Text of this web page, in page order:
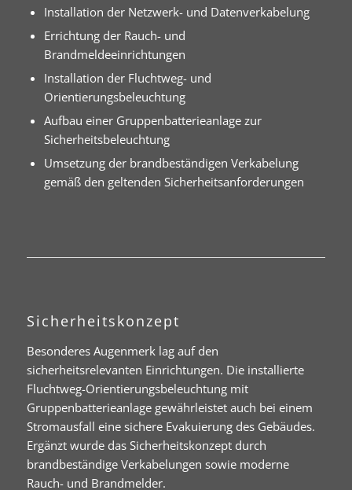
Installation der Netzwerk- und Datenverkabelung
Errichtung der Rauch- und
Brandmeldeeinrichtungen
Installation der Fluchtweg- und
Orientierungsbeleuchtung
Aufbau einer Gruppenbatterieanlage zur
Sicherheitsbeleuchtung
Umsetzung der brandbeständigen Verkabelung
gemäß den geltenden Sicherheitsanforderungen
Sicherheitskonzept
Besonderes Augenmerk lag auf den
sicherheitsrelevanten Einrichtungen. Die installierte
Fluchtweg-Orientierungsbeleuchtung mit
Gruppenbatterieanlage gewährleistet auch bei einem
Stromausfall eine sichere Evakuierung des Gebäudes.
Ergänzt wurde das Sicherheitskonzept durch
brandbeständige Verkabelungen sowie moderne
Rauch- und Brandmelder.